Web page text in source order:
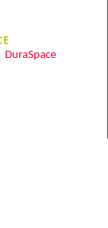
DuraSpace